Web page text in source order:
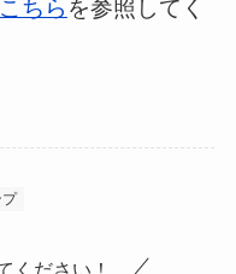
こちら を参照してく
プ
ください！